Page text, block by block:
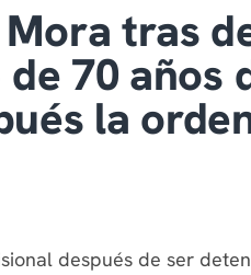
tras
70 años
la
después de ser